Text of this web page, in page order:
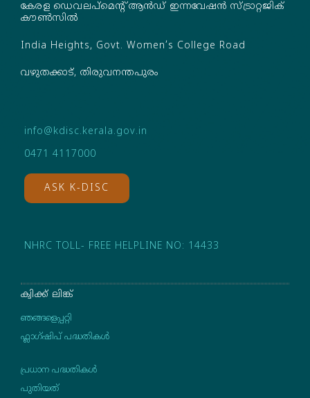
കേരള ഡെവലപ്‌മെന്റ് ആൻഡ് ഇന്നവേഷൻ സ്ട്രാറ്റജിക്
കൗൺസിൽ
India Heights, Govt. Women’s College Road
വഴുതക്കാട്, തിരുവനന്തപുരം
info@kdisc.kerala.gov.in
0471 4117000
ASK K-DISC
NHRC TOLL- FREE HELPLINE NO: 14433
ക്വിക്ക് ലിങ്ക്
ഞങ്ങളെപ്പറ്റി
ഫ്ലാഗ്ഷിപ് പദ്ധതികള്‍
പ്രധാന പദ്ധതികൾ
പുതിയത്